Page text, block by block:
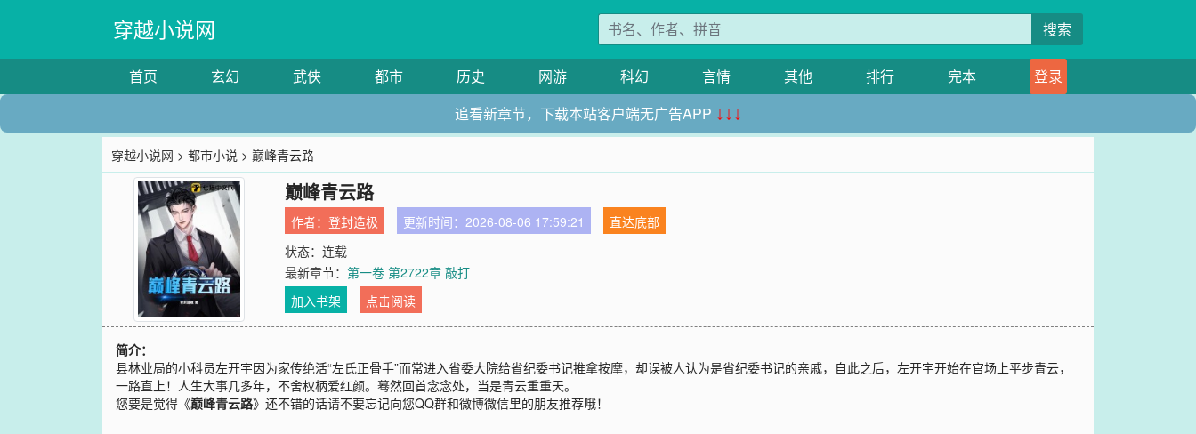
穿越小说网 搜索
首页 玄幻 武侠 都市 历史 网游 科幻 言情 其他 排行 完本
登录
追看新章节，下载本站客户端无广告APP ↓↓↓
穿越小说网 >都市小说 > 巅峰青云路
巅峰青云路
作者：登封造极 更新时间：2026-08-06 17:59:21
直达底部
状态：连载
最新章节：第一卷 第2722章 敲打
加入书架
点击阅读
简介：
县林业局的小科员左开宇因为家传绝活“左氏正骨手”而常进入省委大院给省纪委书记推拿按摩，却误被人认为是省纪委书记的亲戚，自此之后，左开宇开始在官场上平步青云，
一路直上！人生大事几多年，不舍权柄爱红颜。蓦然回首念念处，当是青云重重天。
您要是觉得《巅峰青云路》还不错的话请不要忘记向您QQ群和微博微信里的朋友推荐哦！